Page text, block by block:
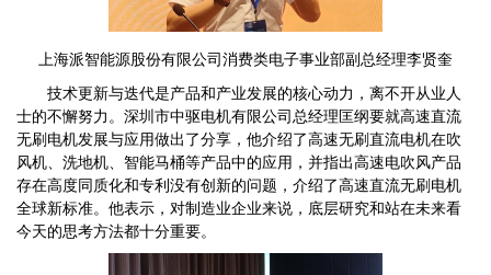
上海派智能源股份有限公司消费类电子事业部副总经理李贤奎
技术更新与迭代是产品和产业发展的核心动力，离不开从业人
士的不懈努力。深圳市中驱电机有限公司总经理匡纲要就高速直流
无刷电机发展与应用做出了分享，他介绍了高速无刷直流电机在吹
风机、洗地机、智能马桶等产品中的应用，并指出高速电吹风产品
存在高度同质化和专利没有创新的问题，介绍了高速直流无刷电机
全球新标准。他表示，对制造业企业来说，底层研究和站在未来看
今天的思考方法都十分重要。